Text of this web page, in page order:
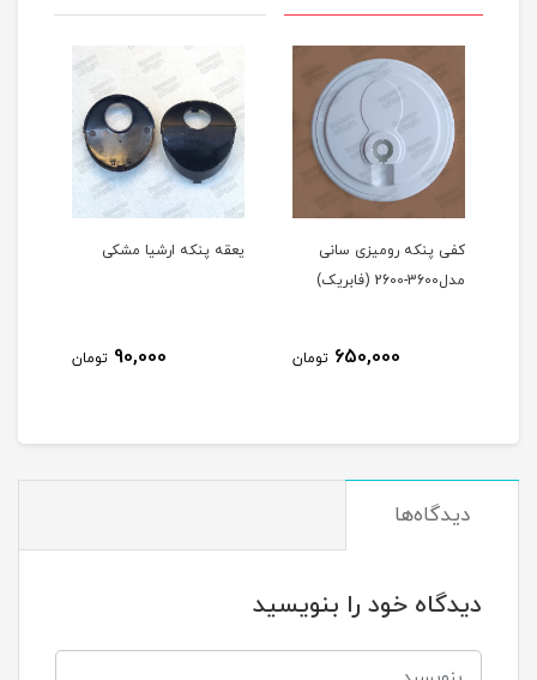
کفی پنکه رومیزی سانی
مدل3600-2600 (فابریک)
650,000 تومان
یعقه پنکه ارشیا مشکی
90,000 تومان
دیدگاه‌ها
دیدگاه خود را بنویسید